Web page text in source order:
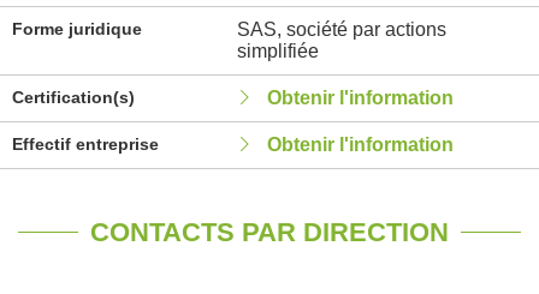
Forme juridique
SAS, société par actions
simplifiée
Certification(s) Obtenir l'information
Effectif entreprise Obtenir l'information
CONTACTS PAR DIRECTION